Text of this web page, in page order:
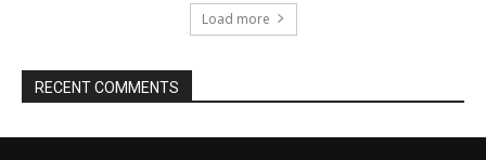
Load more
RECENT COMMENTS